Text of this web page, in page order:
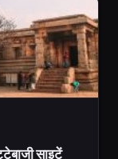
साइटें